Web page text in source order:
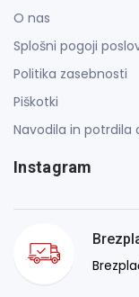
O nas
Splošni pogoji
Politika zasebnosti
Piškotki
Navodila in potrdila
Instagram